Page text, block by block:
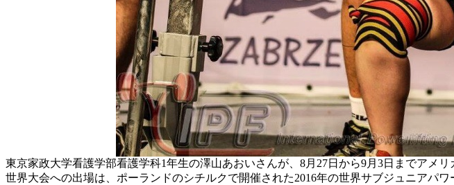
東京家政大学看護学部看護学科1年生の澤山あおいさんが、8月27日から9月3日までアメ
世界大会への出場は、ポーランドのシチルクで開催された2016年の世界サブジュニアパ